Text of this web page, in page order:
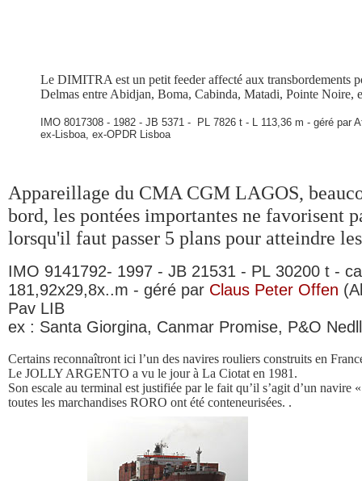
Le DIMITRA est un petit feeder affecté aux transbordements
Delmas entre Abidjan, Boma, Cabinda, Matadi, Pointe Noire,
IMO 8017308 - 1982 - JB 5371 - PL 7826 t - L 113,36 m - géré par
ex-Lisboa, ex-OPDR Lisboa
Appareillage du CMA CGM LAGOS,
bord, les pontées importantes ne favorisent
lorsqu'il faut passer 5 plans pour atteindre
IMO 9141792- 1997 - JB 21531 - PL 30200 t -
181,92x29,8x..m - géré par Claus Peter Offen
Pav LIB
ex : Santa Giorgina, Canmar Promise, P&O
Certains reconnaîtront ici l’un des navires rouliers construits en
Le JOLLY ARGENTO a vu le jour à La Ciotat en 1981.
Son escale au terminal est justifiée par le fait qu’il s’agit d’un
toutes les marchandises RORO ont été conteneurisées. .